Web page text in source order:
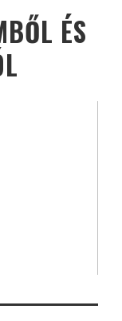
ÉS